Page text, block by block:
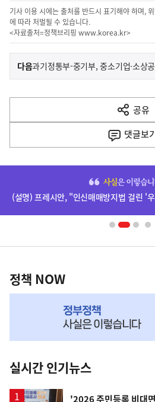
기사 이용 시에는 출처를 반드시 표기해야 하며,
에 따라 처벌될 수 있습니다.
<자료출처=정책브리핑 www.korea.kr>
이
전
다
음
다음기
공유
열
기
댓글보
영
책
NOW,
뉴
스
정책 NOW
실시간 인기뉴스
'2026 주민등록 비대